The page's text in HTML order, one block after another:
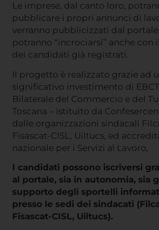
Le imprese, dal canto loro,
pubblicare i propri annunci di
verranno pubblicizzati dal
potranno “incrociarsi” anche con
dei candidati già registrati.
Il progetto è realizzato grazie ad
significativo investimento di
Bilaterale del Commercio e del
Toscana – istituito da
dalle organizzazioni sindacali
Fisascat-CISL, Uiltucs, ed
nazionale per i Servizi al Lavoro,
I candidati possono iscriversi
al portale, sia in autonomia, sia
supporto degli sportelli
presso le sedi dei sindacati
Fisascat-CISL, Uiltucs).